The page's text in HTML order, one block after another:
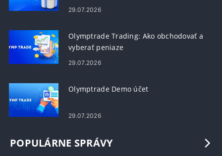
za odporúčania
29.07.2026
Olymptrade Trading: Ako obchodovať a
vyberať peniaze
29.07.2026
Olymptrade Demo účet
29.07.2026
POPULÁRNE SPRÁVY